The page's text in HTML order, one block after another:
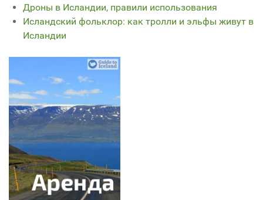
Дроны в Исландии, правили использования
Исландский фольклор: как тролли и эльфы живут в
Исландии